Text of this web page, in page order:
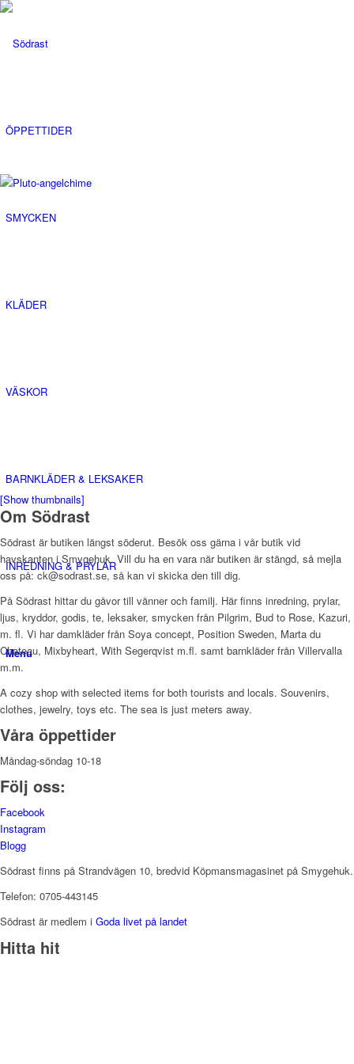
ÖPPETTIDER
SMYCKEN
KLÄDER
VÄSKOR
BARNKLÄDER & LEKSAKER
INREDNING & PRYLAR
Menu
[Show thumbnails]
Om Södrast
Södrast är butiken längst söderut. Besök oss gärna i vår butik vid
havskanten i Smygehuk. Vill du ha en vara när butiken är stängd, så mejla
oss på: ck@sodrast.se, så kan vi skicka den till dig.
På Södrast hittar du gåvor till vänner och familj. Här finns inredning, prylar,
ljus, kryddor, godis, te, leksaker, smycken från Pilgrim, Bud to Rose, Kazuri,
m. fl. Vi har damkläder från Soya concept, Position Sweden, Marta du
Chateau, Mixbyheart, With Segerqvist m.fl. samt barnkläder från Villervalla
m.m.
A cozy shop with selected items for both tourists and locals. Souvenirs,
clothes, jewelry, toys etc. The sea is just meters away.
Våra öppettider
Måndag-söndag 10-18
Följ oss:
Facebook
Instagram
Blogg
Södrast finns på Strandvägen 10, bredvid Köpmansmagasinet på Smygehuk.
Telefon: 0705-443145
Södrast är medlem i Goda livet på landet
Hitta hit